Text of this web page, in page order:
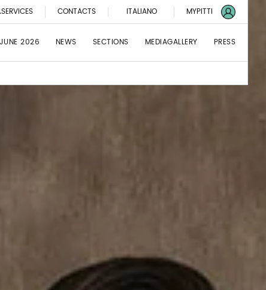
CONTACTS ITALIANO MYPITTI
2026 NEWS SECTIONS MEDIAGALLERY PRESS